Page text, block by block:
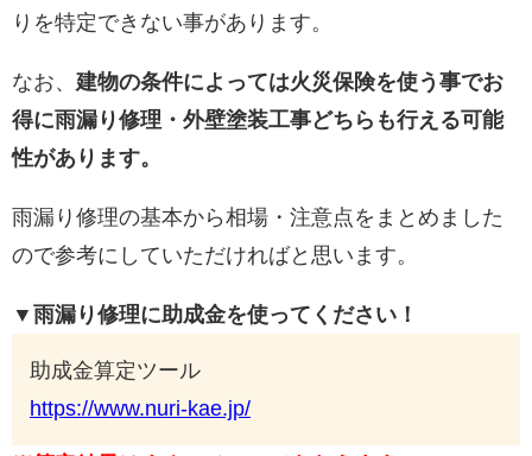
りを特定できない事があります。
なお、 建物の条件によっては火災保険を使う事でお
得に雨漏り修理・外壁塗装工事どちらも行える可能
性があります。
雨漏り修理の基本から相場・注意点をまとめました
ので参考にしていただければと思います。
▼雨漏り修理に助成金を使ってください！
助成金算定ツール
https://www.nuri-kae.jp/